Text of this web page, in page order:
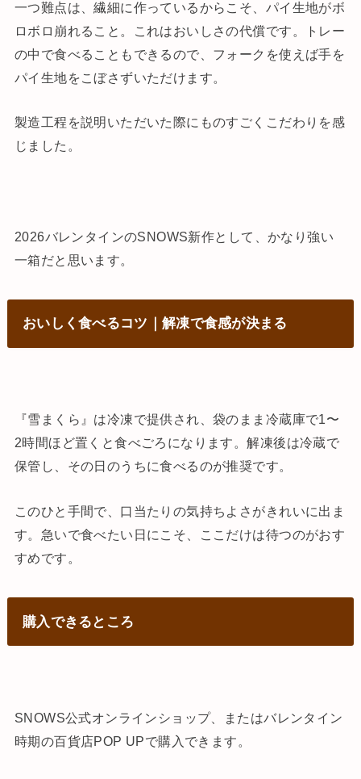
一つ難点は、繊細に作っているからこそ、パイ生地がボ
ロボロ崩れること。これはおいしさの代償です。トレー
の中で食べることもできるので、フォークを使えば手を
パイ生地をこぼさずいただけます。
製造工程を説明いただいた際にものすごくこだわりを感
じました。
2026バレンタインのSNOWS新作として、かなり強い
一箱だと思います。
おいしく食べるコツ｜解凍で食感が決まる
『雪まくら』は冷凍で提供され、袋のまま冷蔵庫で1〜
2時間ほど置くと食べごろになります。解凍後は冷蔵で
保管し、その日のうちに食べるのが推奨です。
このひと手間で、口当たりの気持ちよさがきれいに出ま
す。急いで食べたい日にこそ、ここだけは待つのがおす
すめです。
購入できるところ
SNOWS公式オンラインショップ、またはバレンタイン
時期の百貨店POP UPで購入できます。